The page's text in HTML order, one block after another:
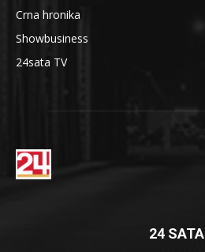
Crna hronika
Showbusiness
24sata TV
24 SATA